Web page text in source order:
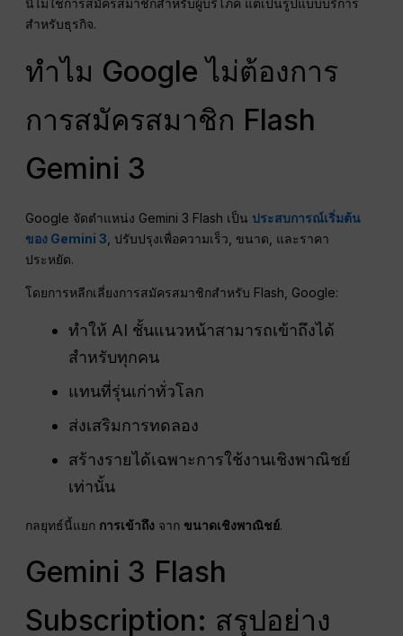
นี่ไม่ใช่การสมัครสมาชิกสำหรับผู้บริโภค แต่เป็นรูปแบบบริการ
สำหรับธุรกิจ.
ทำไม Google ไม่ต้องการ
การสมัครสมาชิก Flash
Gemini 3
Google จัดตำแหน่ง Gemini 3 Flash เป็น ประสบการณ์เริ่มต้น
ของ Gemini 3 , ปรับปรุงเพื่อความเร็ว, ขนาด, และราคา
ประหยัด.
โดยการหลีกเลี่ยงการสมัครสมาชิกสำหรับ Flash, Google:
ทำให้ AI ชั้นแนวหน้าสามารถเข้าถึงได้
สำหรับทุกคน
แทนที่รุ่นเก่าทั่วโลก
ส่งเสริมการทดลอง
สร้างรายได้เฉพาะการใช้งานเชิงพาณิชย์
เท่านั้น
กลยุทธ์นี้แยก การเข้าถึง จาก ขนาดเชิงพาณิชย์.
Gemini 3 Flash
Subscription: สรุปอย่าง